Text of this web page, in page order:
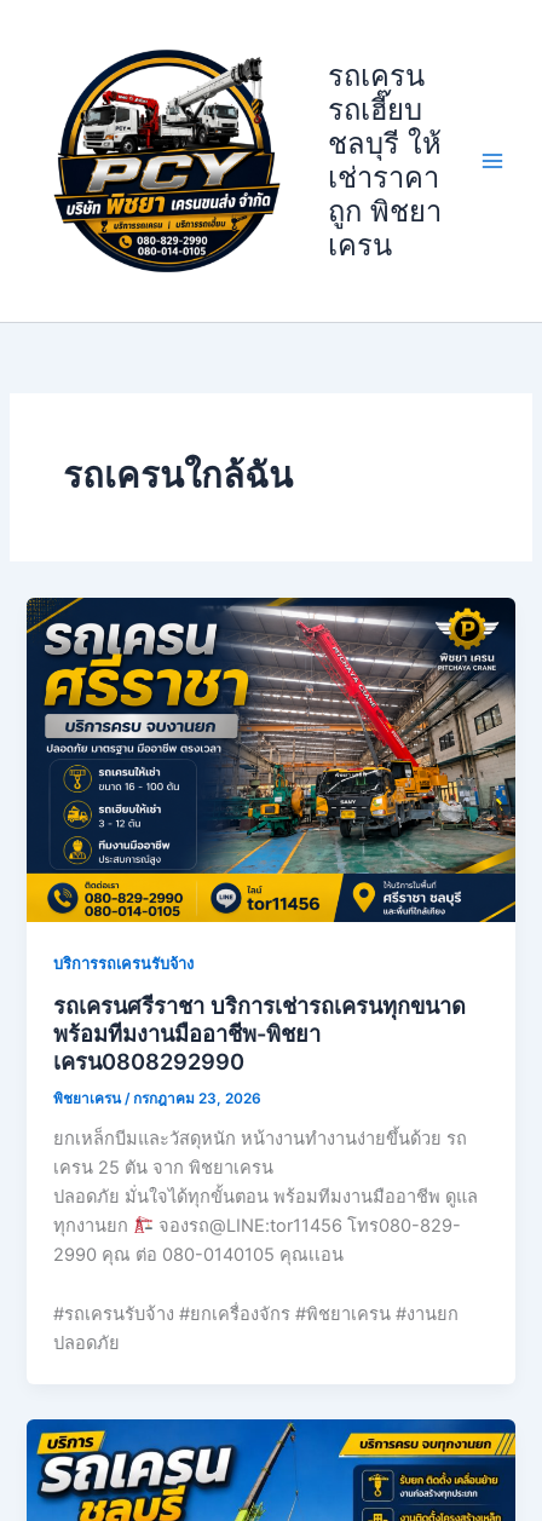
รถเครน
รถเฮี๊ยบ
ชลบุรี ให้
เช่าราคา
ถูก พิชยา
เครน
รถเครนใกล้ฉัน
บริการรถเครนรับจ้าง
รถเครนศรีราชา บริการเช่ารถเครนทุกขนาด
พร้อมทีมงานมืออาชีพ-พิชยา
เครน0808292990
พิชยาเครน /กรกฎาคม 23, 2026
ยกเหล็กบีมและวัสดุหนัก หน้างานทำงานง่ายขึ้นด้วย รถ
เครน 25 ตัน จาก พิชยาเครน
ปลอดภัย มั่นใจได้ทุกขั้นตอน พร้อมทีมงานมืออาชีพ ดูแล
ทุกงานยก
จองรถ@LINE:tor11456 โทร080-829-
2990 คุณ ต่อ 080-0140105 คุณเเอน
#รถเครนรับจ้าง #ยกเครื่องจักร #พิชยาเครน #งานยก
ปลอดภัย